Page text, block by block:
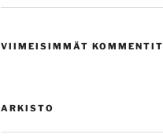
VIIMEISIMMÄT KOMMENTIT
ARKISTO